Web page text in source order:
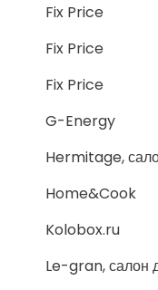
Fix Price
Fix Price
Fix Price
G-Energy
Hermitage,
Home&Cook
Kolobox.ru
Le-gran, салон